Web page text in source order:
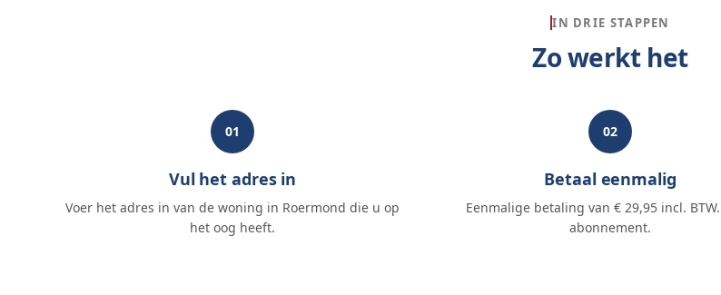
IN DRIE STAPPEN
Zo werkt het
01
Vul het adres in
Voer het adres in van de woning in Roermond die u op
het oog heeft.
02
Betaal eenmalig
Eenmalige betaling van € 29,95 incl.
abonnement.